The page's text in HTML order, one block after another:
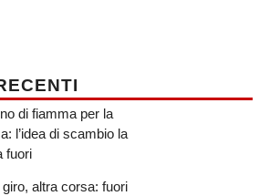
di fiamma per la
l’idea di scambio la
fuori
altra corsa: fuori